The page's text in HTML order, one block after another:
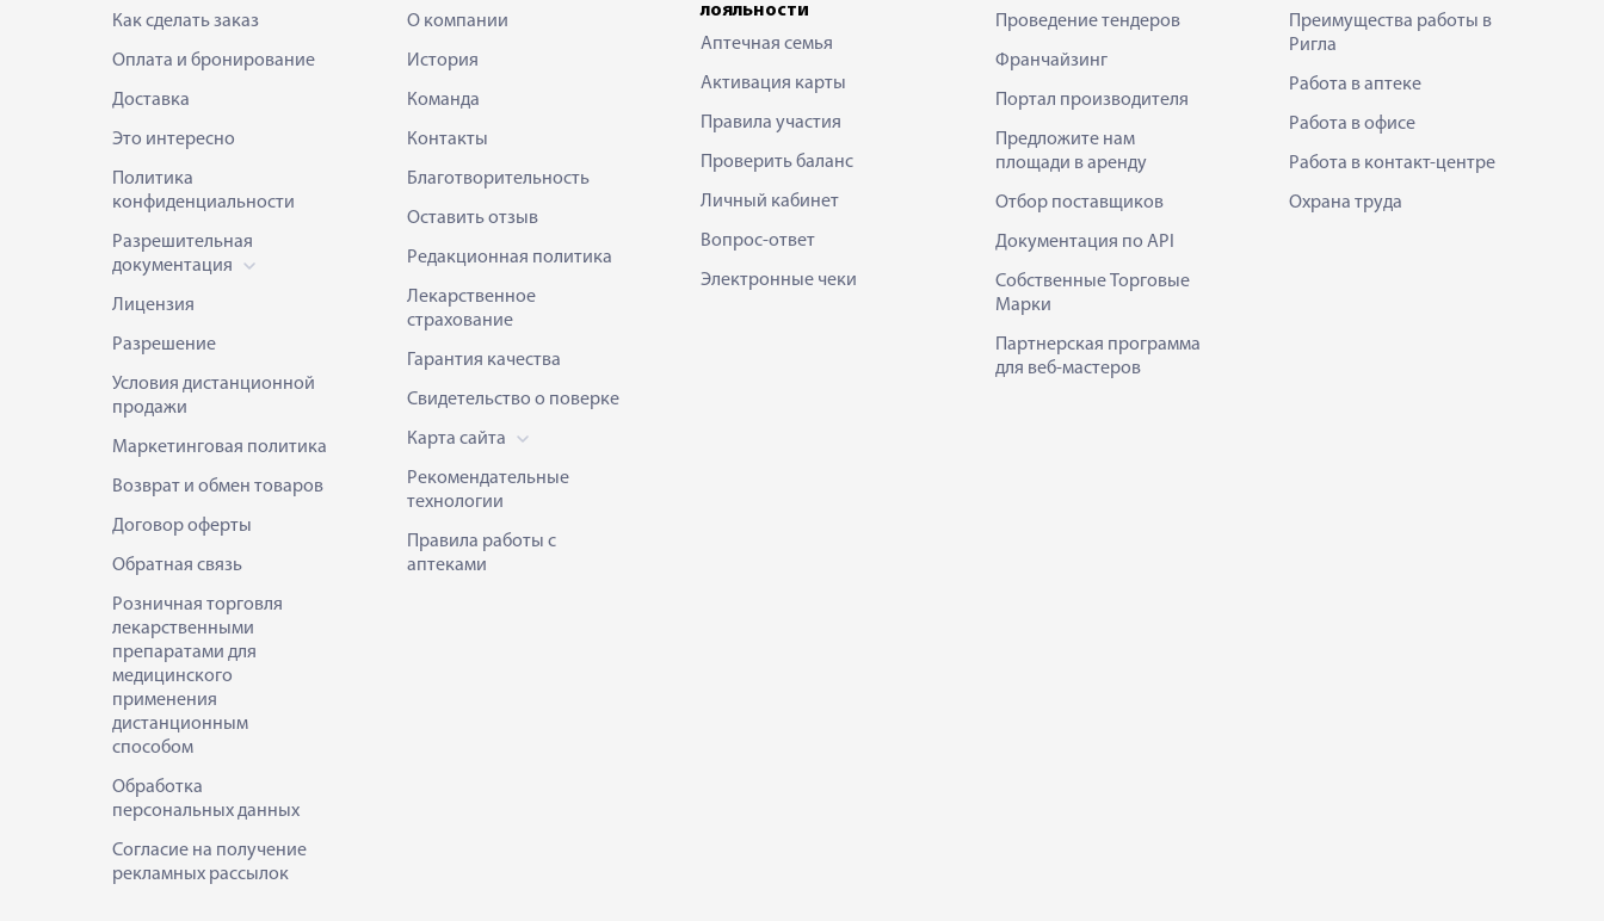
Как сделать заказ
Оплата и бронирование
Доставка
Это интересно
Политика
конфиденциальности
Разрешительная
документация
Лицензия
Разрешение
Условия дистанционной
продажи
Маркетинговая политика
Возврат и обмен товаров
Договор оферты
Обратная связь
Розничная торговля
лекарственными
препаратами для
медицинского
применения
дистанционным
способом
Обработка
персональных данных
Согласие на получение
рекламных рассылок
О компании
История
Команда
Контакты
Благотворительность
Оставить отзыв
Редакционная политика
Лекарственное
страхование
Гарантия качества
Свидетельство о поверке
Карта сайта
Рекомендательные
технологии
Правила работы с
аптеками
лояльности
Аптечная семья
Активация карты
Правила участия
Проверить баланс
Личный кабинет
Вопрос-ответ
Электронные чеки
Проведение тендеров
Франчайзинг
Портал производителя
Предложите нам
площади в аренду
Отбор поставщиков
Документация по API
Собственные Торговые
Марки
Партнерская программа
для веб-мастеров
Преимущества работы в
Ригла
Работа в аптеке
Работа в офисе
Работа в контакт-центре
Охрана труда